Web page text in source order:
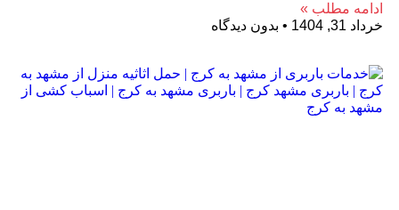
ادامه مطلب »
خرداد 31, 1404
بدون دیدگاه